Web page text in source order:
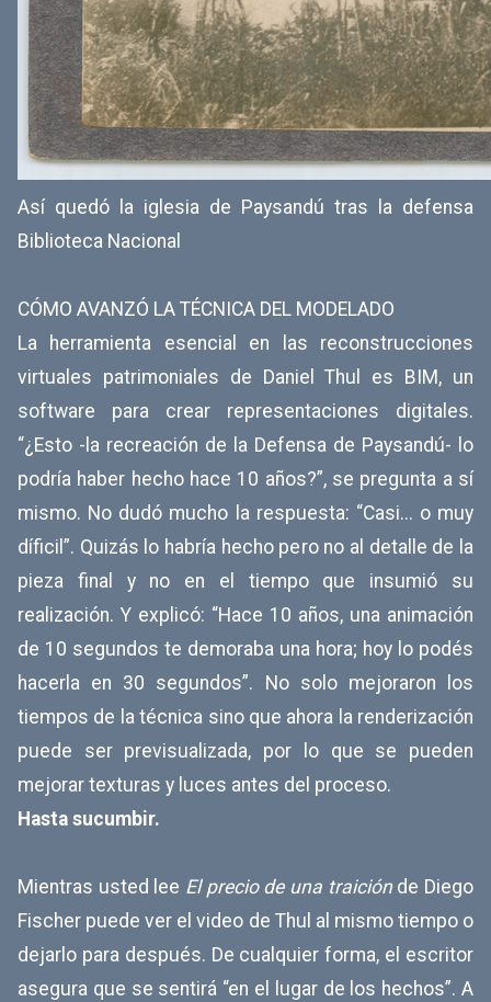
Así quedó la iglesia de Paysandú tras la defensa
Biblioteca Nacional
CÓMO AVANZÓ LA TÉCNICA DEL MODELADO
La herramienta esencial en las reconstrucciones
virtuales patrimoniales de Daniel Thul es BIM, un
software para crear representaciones digitales.
“¿Esto -la recreación de la Defensa de Paysandú- lo
podría haber hecho hace 10 años?”, se pregunta a sí
mismo. No dudó mucho la respuesta: “Casi... o muy
díficil”. Quizás lo habría hecho pero no al detalle de la
pieza final y no en el tiempo que insumió su
realización. Y explicó: “Hace 10 años, una animación
de 10 segundos te demoraba una hora; hoy lo podés
hacerla en 30 segundos”. No solo mejoraron los
tiempos de la técnica sino que ahora la renderización
puede ser previsualizada, por lo que se pueden
mejorar texturas y luces antes del proceso.
Hasta sucumbir.
Mientras usted lee El precio de una traiciónde Diego
Fischer puede ver el video de Thul al mismo tiempo o
dejarlo para después. De cualquier forma, el escritor
asegura que se sentirá “en el lugar de los hechos”. A